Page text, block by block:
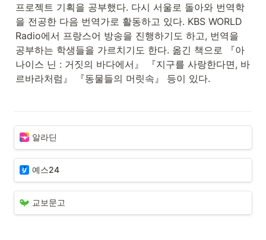
프로젝트 기획을 공부했다. 다시 서울로 돌아와 번역학
을 전공한 다음 번역가로 활동하고 있다. KBS WORLD
Radio에서 프랑스어 방송을 진행하기도 하고, 번역을
공부하는 학생들을 가르치기도 한다. 옮긴 책으로 『아
나이스 닌 : 거짓의 바다에서』 『지구를 사랑한다면, 바
르바라처럼』 『동물들의 머릿속』 등이 있다.
알라딘
예스24
교보문고